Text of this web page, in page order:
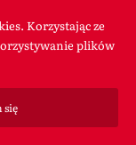
Korzystając ze
plików
się